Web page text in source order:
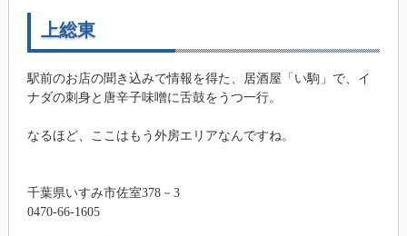
上総東
駅前のお店の聞き込みで情報を得た、居酒屋「い駒」で、イ
ナダの刺身と唐辛子味噌に舌鼓をうつ一行。
なるほど、ここはもう外房エリアなんですね。
千葉県いすみ市佐室378－3
0470-66-1605